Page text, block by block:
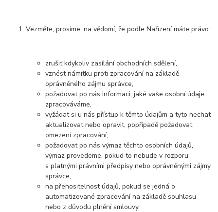
Vezměte, prosíme, na vědomí, že podle Nařízení máte právo:
zrušit kdykoliv zasílání obchodních sdělení,
vznést námitku proti zpracování na základě
oprávněného zájmu správce,
požadovat po nás informaci, jaké vaše osobní údaje
zpracováváme,
vyžádat si u nás přístup k těmto údajům a tyto nechat
aktualizovat nebo opravit, popřípadě požadovat
omezení zpracování,
požadovat po nás výmaz těchto osobních údajů,
výmaz provedeme, pokud to nebude v rozporu
s platnými právními předpisy nebo oprávněnými zájmy
správce,
na přenositelnost údajů, pokud se jedná o
automatizované zpracování na základě souhlasu
nebo z důvodu plnění smlouvy,